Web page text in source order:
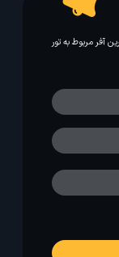
آفر مربوط به تور